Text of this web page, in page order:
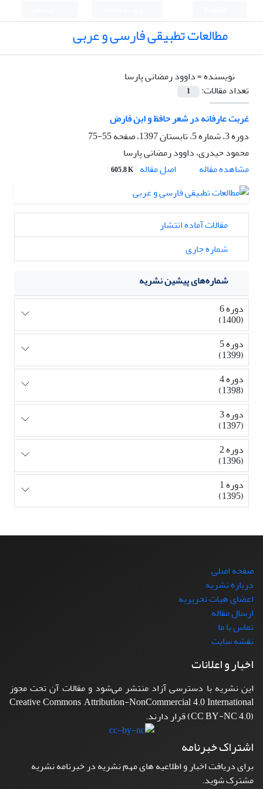
مطالعات تطبیقی فارسی و عربی
نویسنده =داوود رمضانی پارسا
تعداد مقالات:
1
غربت عارفانه در شعر حافظ و ابن فارض
دوره 3، شماره 5، تابستان 1397، صفحه
55-75
محمود حیدری، داوود رمضانی پارسا
مشاهده مقاله
اصل مقاله 605.8 K
مقالات آماده انتشار
شماره جاری
شماره‌های پیشین نشریه
دوره 6
(1400)
دوره 5
(1399)
دوره 4
(1398)
دوره 3
(1397)
دوره 2
(1396)
دوره 1
(1395)
صفحه اصلی
درباره نشریه
اعضای هیات تحریریه
ارسال مقاله
تماس با ما
نقشه سایت
اخبار و اعلانات
این نشریه با دسترسی آزاد منتشر می‌شود و مقالات آن تحت مجوز
Creative Commons Attribution-NonCommercial 4.0 International
(CC BY-NC 4.0) قرار دارند.
اشتراک خبرنامه
برای دریافت اخبار و اطلاعیه های مهم نشریه در خبرنامه نشریه
مشترک شوید.